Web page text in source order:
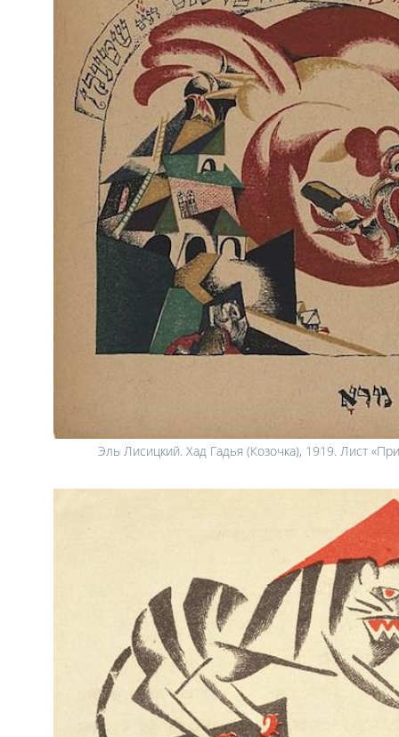
Эль Лисицкий. Хад Гадья (Козочка), 1919. Лист